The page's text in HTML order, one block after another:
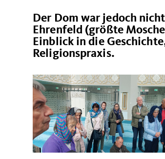
Der Dom war jedoch
Ehrenfeld (größte
Einblick in die
Religionspraxis.